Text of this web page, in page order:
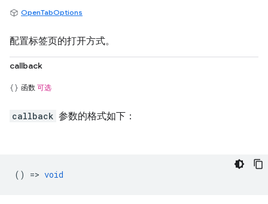
OpenTabOptions
配置标签页的打开方式。
callback
函数 可选
callback 参数的格式如下：
() => void